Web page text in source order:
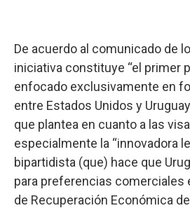
De acuerdo al comunicado de
iniciativa constituye “el primer
enfocado exclusivamente en
entre Estados Unidos y
que plantea en cuanto a las
especialmente la “innovadora
bipartidista (que) hace que
para preferencias comerciales
de Recuperación Económica